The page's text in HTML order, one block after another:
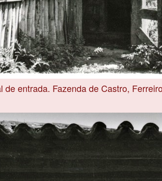
de entrada. Fazenda de Castro,